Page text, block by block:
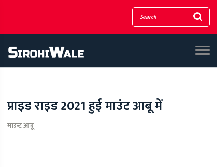
प्राइड राइड 2021 हुई माउंट आबू में
माउन्ट आबू